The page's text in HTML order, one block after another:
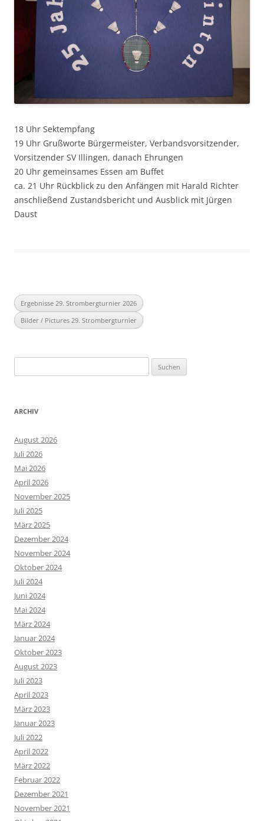
18 Uhr Sektempfang
19 Uhr Grußworte Bürgermeister, Verbandsvorsitzender,
Vorsitzender SV Illingen, danach Ehrungen
20 Uhr gemeinsames Essen am Buffet
ca. 21 Uhr Rückblick zu den Anfängen mit Harald Richter
anschließend Zustandsbericht und Ausblick mit Jürgen
Daust
Ergebnisse 29. Strombergturnier 2026
Bilder / Pictures 29. Strombergturnier
nach:
ARCHIV
August 2026
Juli 2026
Mai 2026
April 2026
November 2025
Juli 2025
März 2025
Dezember 2024
November 2024
Oktober 2024
Juli 2024
Juni 2024
Mai 2024
März 2024
Januar 2024
Oktober 2023
August 2023
Juli 2023
April 2023
März 2023
Januar 2023
Juli 2022
April 2022
März 2022
Februar 2022
Dezember 2021
November 2021